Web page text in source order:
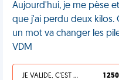
Aujourd'hui, je me pèse
que j'ai perdu deux kilos.
un mot va changer les
VDM
JE VALIDE, C'EST UNE VDM 1 250